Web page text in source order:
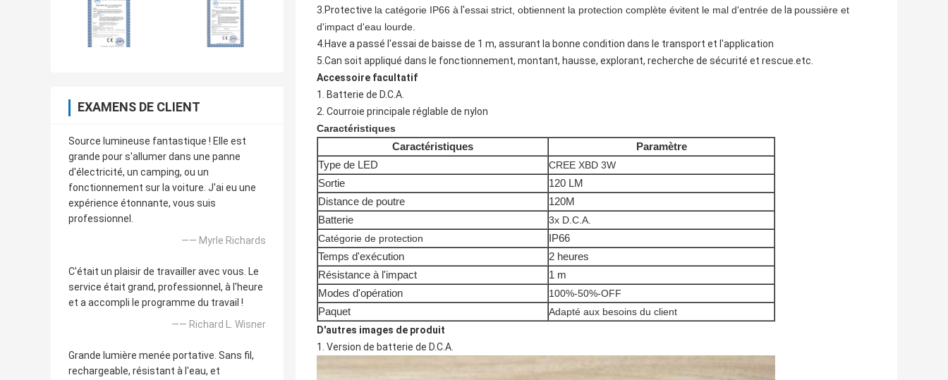
EXAMENS DE CLIENT
Source lumineuse fantastique ! Elle est
grande pour s'allumer dans une panne
d'électricité, un camping, ou un
fonctionnement sur la voiture. J'ai eu une
expérience étonnante, vous suis
professionnel.
—— Myrle Richards
C'était un plaisir de travailler avec vous. Le
service était grand, professionnel, à l'heure
et a accompli le programme du travail !
—— Richard L. Wisner
Grande lumière menée portative. Sans fil,
rechargeable, résistant à l'eau, et
3.Protective la catégorie IP66 à l'essai strict, obtiennent la protection complète évitent le mal d'entrée de la poussière et
d'impact d'eau lourde.
4.Have a passé l'essai de baisse de 1 m, assurant la bonne condition dans le transport et l'application
5.Can soit appliqué dans le fonctionnement, montant, hausse, explorant, recherche de sécurité et rescue.etc.
Accessoire facultatif
1. Batterie de D.C.A.
2. Courroie principale réglable de nylon
Caractéristiques
Caractéristiques
Paramètre
Type de LED
CREE XBD 3W
Sortie
120 LM
Distance de poutre
120M
Batterie
3x D.C.A.
Catégorie de protection
IP66
Temps d'exécution
2 heures
Résistance à l'impact
1 m
Modes d'opération
100%-50%-OFF
Paquet
Adapté aux besoins du client
D'autres images de produit
1. Version de batterie de D.C.A.